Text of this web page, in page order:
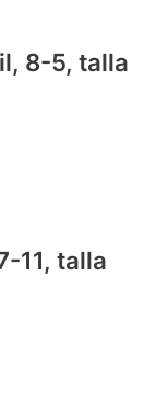
8-5, talla
11, talla